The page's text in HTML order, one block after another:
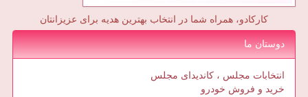
کارکادو، همراه شما در انتخاب بهترین هدیه برای عزیزانتان
دوستان ما
انتخابات مجلس ، کاندیدای مجلس
خرید و فروش خودرو